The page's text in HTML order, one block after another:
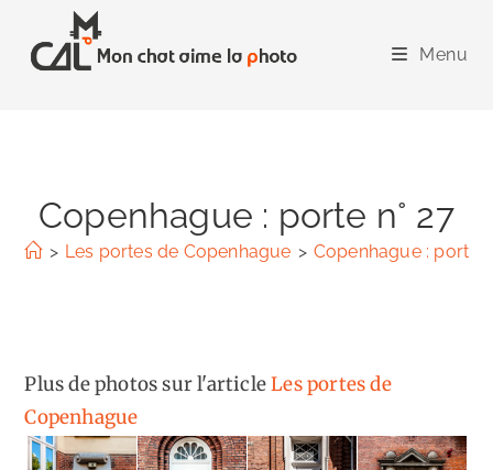
content
Menu
Copenhague : porte n° 27
> Les portes de Copenhague > Copenhague : porte
Plus de photos sur l'articleLes portes de
Copenhague